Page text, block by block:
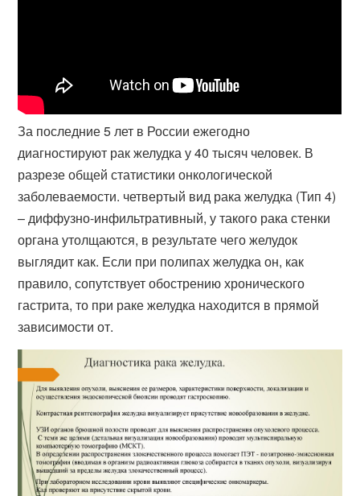
За последние 5 лет в России ежегодно
диагностируют рак желудка у 40 тысяч человек. В
разрезе общей статистики онкологической
заболеваемости. четвертый вид рака желудка (Тип 4)
– диффузно-инфильтративный, у такого рака стенки
органа утолщаются, в результате чего желудок
выглядит как. Если при полипах желудка он, как
правило, сопутствует обострению хронического
гастрита, то при раке желудка находится в прямой
зависимости от.